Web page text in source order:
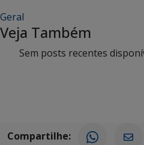
Geral
Veja Também
Sem posts recentes
Compartilhe: